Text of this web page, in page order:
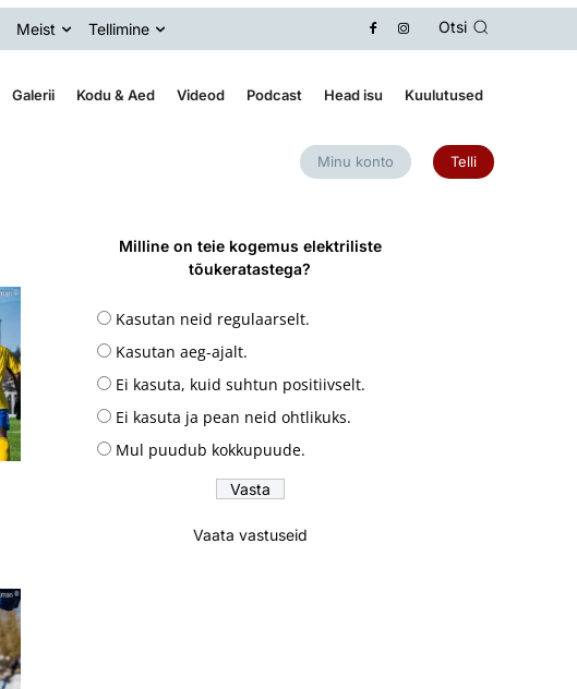
Meist Tellimine Otsi
Galerii Kodu & Aed Videod Podcast Head isu Kuulutused
Minu konto Telli
Milline on teie kogemus elektriliste
tõukeratastega?
Kasutan neid regulaarselt.
Kasutan aeg-ajalt.
Ei kasuta, kuid suhtun positiivselt.
Ei kasuta ja pean neid ohtlikuks.
Mul puudub kokkupuude.
Vaata vastuseid